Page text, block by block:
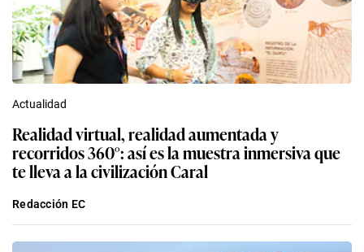
Actualidad
Realidad virtual, realidad aumentada y
recorridos 360°: así es la muestra inmersiva que
te lleva a la civilización Caral
Redacción EC